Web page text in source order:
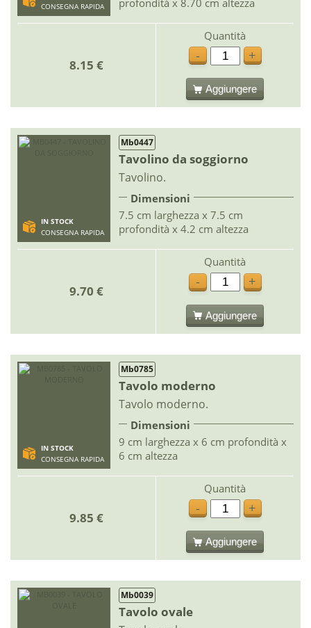
CONSEGNA RAPIDA
8.15 €
Quantità
-
+
Aggiungere
IN STOCK
CONSEGNA RAPIDA
Mb0447
Tavolino da soggiorno
Tavolino.
Dimensioni
7.5 cm larghezza x 7.5 cm
profondità x 4.2 cm altezza
9.70 €
Quantità
-
+
Aggiungere
IN STOCK
CONSEGNA RAPIDA
Mb0785
Tavolo moderno
Tavolo moderno.
Dimensioni
9 cm larghezza x 6 cm profondità x
6 cm altezza
9.85 €
Quantità
-
+
Aggiungere
Mb0039
Tavolo ovale